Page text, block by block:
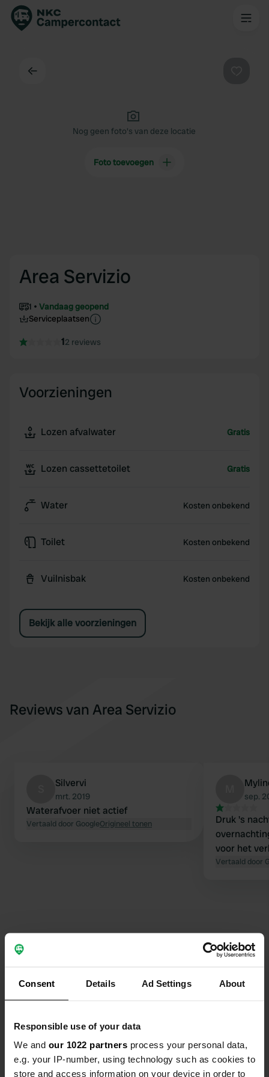
Consent Details Ad Settings About
Responsible use of your data
We and our 1022 partners process your personal data,
e.g. your IP-number, using technology such as cookies to
store and access information on your device in order to
Nog geen foto's van deze locatie
Foto toevoegen
Area Servizio
1
Vandaag geopend
Serviceplaatsen
12 reviews
Voorzieningen
Lozen afvalwater Gratis
Lozen cassettetoilet Gratis
Water Kosten onbekend
Toilet Kosten onbekend
Vuilnisbak Kosten onbekend
Bekijk alle voorzieningen
Reviews van Area Servizio
Silvervi
mrt. 2019
Waterafvoer niet actief
Vertaald door GoogleOrigineel tonen
sep.
Druk 's
voor het
Vertaald door
36100, Vicenza, Italië
Coördinaten
45° 30' 58" N 11° 30' 38" E